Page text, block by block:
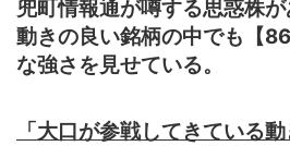
兜町情報通が噂する思惑株
動きの良い銘柄の中でも【
な強さを見せている。
「大口が参戦してきている